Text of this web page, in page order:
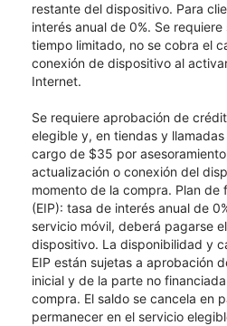
restante del dispositivo. Para
interés anual de 0%. Se
tiempo limitado, no se cobra el
conexión de dispositivo al
Internet.
Se requiere aprobación de
elegible y, en tiendas y
cargo de $35 por
actualización o conexión del
momento de la compra. Plan
(EIP): tasa de interés anual de
servicio móvil, deberá pagarse
dispositivo. La disponibilidad y
EIP están sujetas a aprobación
inicial y de la parte no
compra. El saldo se cancela en
permanecer en el servicio